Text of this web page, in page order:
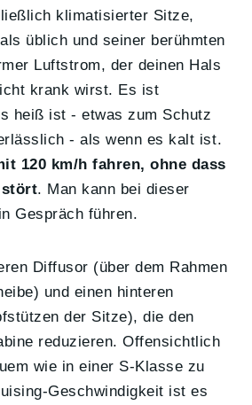
klimatisierter Sitze,
üblich und seiner berühmten
Luftstrom, der deinen Hals
krank wirst. Es ist
heiß ist - etwas zum Schutz
- als wenn es kalt ist.
120 km/h fahren, ohne dass
stört. Man kann bei dieser
Gespräch führen.
Diffusor (über dem Rahmen
und einen hinteren
der Sitze), die den
reduzieren. Offensichtlich
wie in einer S-Klasse zu
Geschwindigkeit ist es